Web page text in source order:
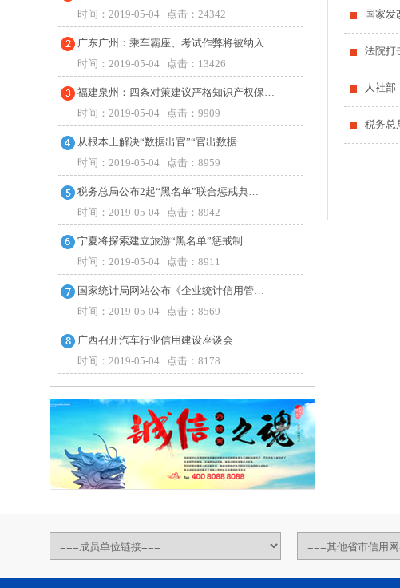
时间：2019-05-04 点击：24342
广东广州：乘车霸座、考试作弊将被纳入…
时间：2019-05-04 点击：13426
福建泉州：四条对策建议严格知识产权保…
时间：2019-05-04 点击：9909
从根本上解决“数据出官”“官出数据…
时间：2019-05-04 点击：8959
税务总局公布2起“黑名单”联合惩戒典…
时间：2019-05-04 点击：8942
宁夏将探索建立旅游“黑名单”惩戒制…
时间：2019-05-04 点击：8911
国家统计局网站公布《企业统计信用管…
时间：2019-05-04 点击：8569
广西召开汽车行业信用建设座谈会
时间：2019-05-04 点击：8178
国家发
法院打
人社部
税务总